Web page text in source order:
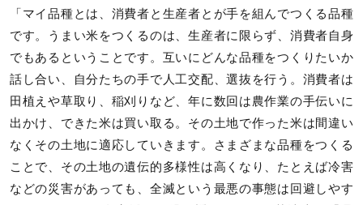
「マイ品種とは、消費者と生産者とが手を組んでつくる品種
です。うまい米をつくるのは、生産者に限らず、消費者自身
でもあるということです。互いにどんな品種をつくりたいか
話し合い、自分たちの手で人工交配、選抜を行う。消費者は
田植えや草取り、稲刈りなど、年に数回は農作業の手伝いに
出かけ、できた米は買い取る。その土地で作った米は間違い
なくその土地に適応していきます。さまざまな品種をつくる
ことで、その土地の遺伝的多様性は高くなり、たとえば冷害
などの災害があっても、全滅という最悪の事態は回避しやす